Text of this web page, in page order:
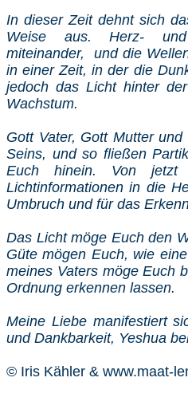
In dieser Zeit dehnt sich
Weise aus. Herz- und
miteinander, und die
in einer Zeit, in der die
jedoch das Licht hinter
Wachstum.
Gott Vater, Gott Mutter
Seins, und so fließen
Euch hinein. Von jetzt
Lichtinformationen in die
Umbruch und für das
Das Licht möge Euch den
Güte mögen Euch, wie
meines Vaters möge Euch
Ordnung erkennen lassen.
Meine Liebe manifestiert
und Dankbarkeit, Yeshua
© Iris Kähler & www.maat-